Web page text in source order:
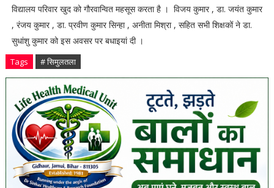
विद्यालय परिवार खुद को गौरवान्वित महसूस करता है । विजय कुमार , डा. जयंत कुमार
, रंजय कुमार , डा. प्रवीण कुमार सिन्हा , अनीता मिश्रा , सहित सभी शिक्षकों ने डा.
सुधांशु कुमार को इस अवसर पर बधाइयां दी ।
Tags # सिमुलतला